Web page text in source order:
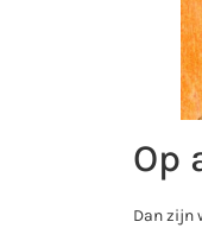
Op
Dan zijn